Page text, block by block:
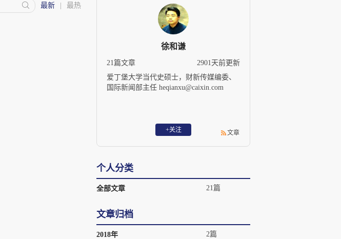
最新 最热
徐和谦
21篇文章
2901天前更新
爱丁堡大学当代史硕士，财新传媒编委、
国际新闻部主任 heqianxu@caixin.com
+关注 文章
个人分类
全部文章 21篇
文章归档
2018年
2篇